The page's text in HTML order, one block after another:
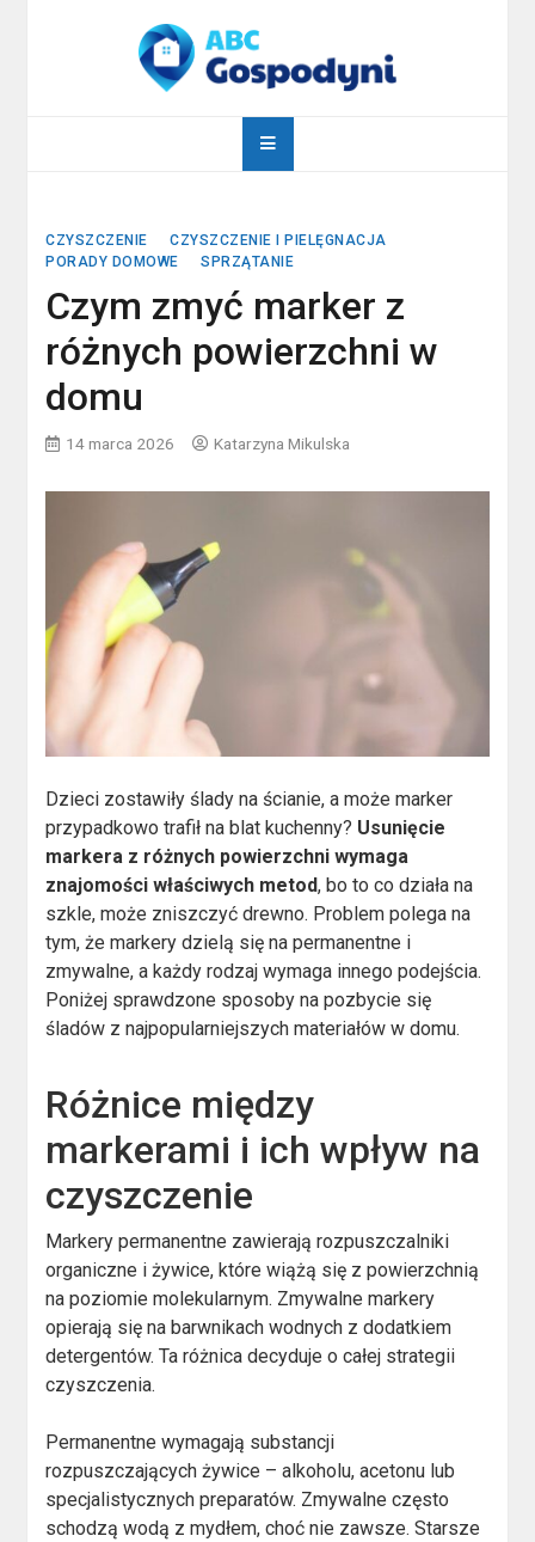
abcgospodyni.pl
CZYSZCZENIE
CZYSZCZENIE I PIELĘGNACJA
PORADY DOMOWE
SPRZĄTANIE
Czym zmyć marker z
różnych powierzchni w
domu
14 marca 2026 Katarzyna Mikulska
Dzieci zostawiły ślady na ścianie, a może marker
przypadkowo trafił na blat kuchenny? Usunięcie
markera z różnych powierzchni wymaga
znajomości właściwych metod, bo to co działa na
szkle, może zniszczyć drewno. Problem polega na
tym, że markery dzielą się na permanentne i
zmywalne, a każdy rodzaj wymaga innego podejścia.
Poniżej sprawdzone sposoby na pozbycie się
śladów z najpopularniejszych materiałów w domu.
Różnice między
markerami i ich wpływ na
czyszczenie
Markery permanentne zawierają rozpuszczalniki
organiczne i żywice, które wiążą się z powierzchnią
na poziomie molekularnym. Zmywalne markery
opierają się na barwnikach wodnych z dodatkiem
detergentów. Ta różnica decyduje o całej strategii
czyszczenia.
Permanentne wymagają substancji
rozpuszczających żywice – alkoholu, acetonu lub
specjalistycznych preparatów. Zmywalne często
schodzą wodą z mydłem, choć nie zawsze. Starsze